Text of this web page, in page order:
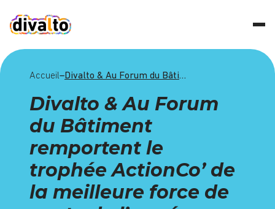
Accueil– Divalto & Au Forum du Bâtiment remportent le trophée ActionCo’ de la meilleure force de vente de l’année
Divalto & Au Forum
du Bâtiment
remportent le
trophée ActionCo’ de
la meilleure force de